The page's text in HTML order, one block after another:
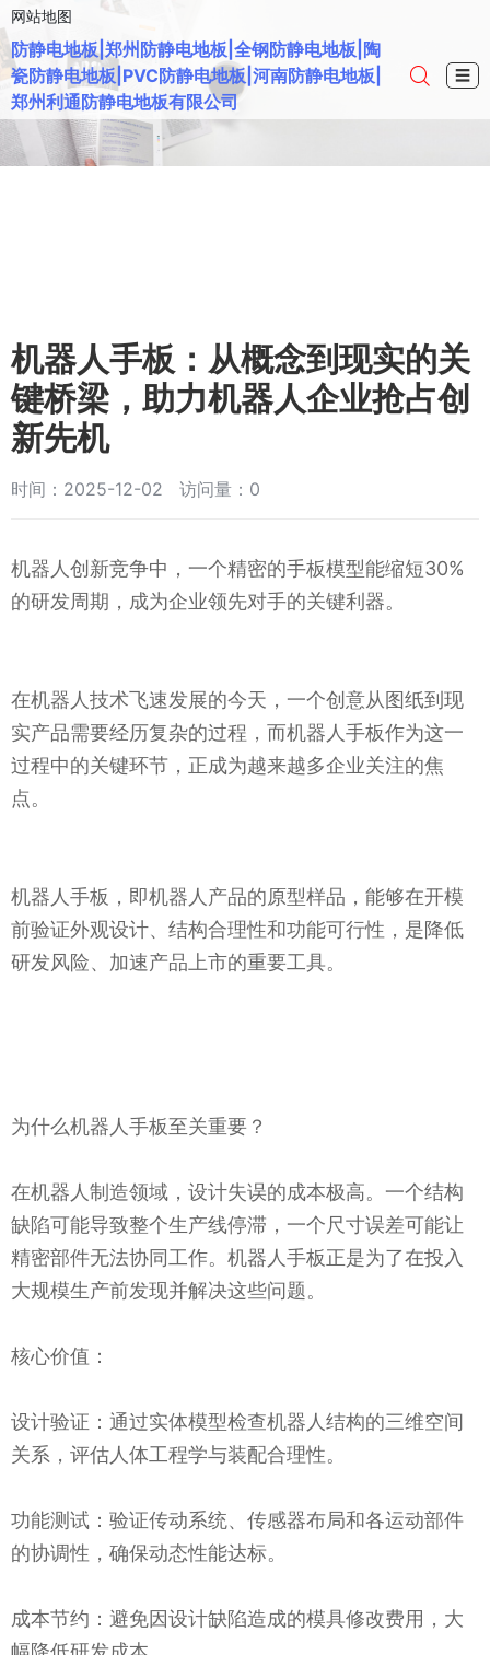
网站地图
防静电地板|郑州防静电地板|全钢防静电地板|陶
瓷防静电地板|PVC防静电地板|河南防静电地板|
郑州利通防静电地板有限公司
☰
机器人手板：从概念到现实的关
键桥梁，助力机器人企业抢占创
新先机
时间：2025-12-02 访问量：0
机器人创新竞争中，一个精密的手板模型能缩短30%
的研发周期，成为企业领先对手的关键利器。
在机器人技术飞速发展的今天，一个创意从图纸到现
实产品需要经历复杂的过程，而机器人手板作为这一
过程中的关键环节，正成为越来越多企业关注的焦
点。
机器人手板，即机器人产品的原型样品，能够在开模
前验证外观设计、结构合理性和功能可行性，是降低
研发风险、加速产品上市的重要工具。
为什么机器人手板至关重要？
在机器人制造领域，设计失误的成本极高。一个结构
缺陷可能导致整个生产线停滞，一个尺寸误差可能让
精密部件无法协同工作。机器人手板正是为了在投入
大规模生产前发现并解决这些问题。
核心价值：
设计验证：通过实体模型检查机器人结构的三维空间
关系，评估人体工程学与装配合理性。
功能测试：验证传动系统、传感器布局和各运动部件
的协调性，确保动态性能达标。
成本节约：避免因设计缺陷造成的模具修改费用，大